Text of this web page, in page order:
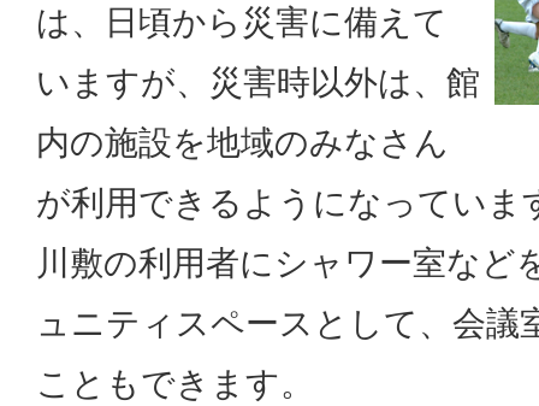
は、日頃から災害に備えて
いますが、災害時以外は、館
内の施設を地域のみなさん
が利用できるようになっていま
川敷の利用者にシャワー室など
ュニティスペースとして、会議
こともできます。